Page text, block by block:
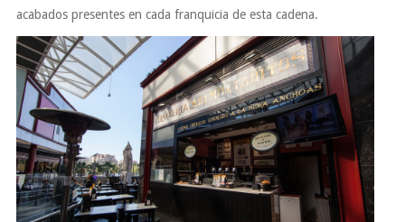
acabados presentes en cada franquicia de esta cadena.